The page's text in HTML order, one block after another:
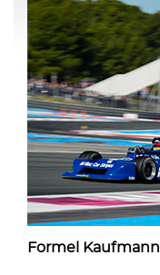
Formel Kaufmann